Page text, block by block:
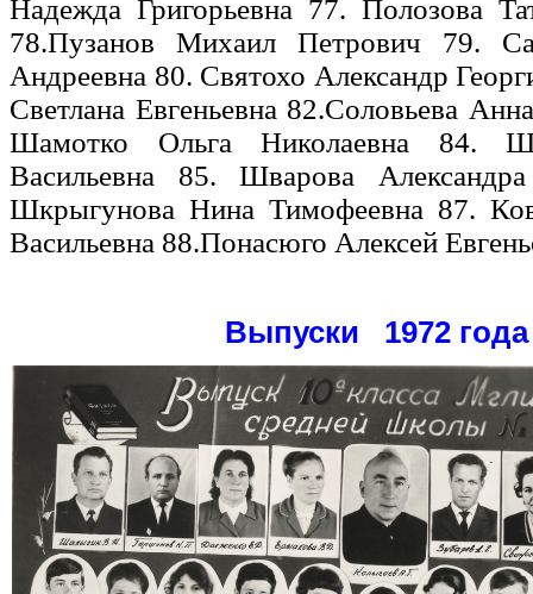
Надежда Григорьевна 77. Полозова
78.Пузанов Михаил Петрович 79.
Андреевна 80. Святохо Александр
Светлана Евгеньевна 82.Соловьева
Шамотко Ольга Николаевна 84.
Васильевна 85. Шварова
Шкрыгунова Нина Тимофеевна 87.
Васильевна 88.Понасюго Алексей
Выпуски 1972 года